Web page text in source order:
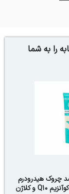
را به شما
چروک هیدرودرم
حاوی لیپوزوم کوآنزیم Q10 و کلاژن